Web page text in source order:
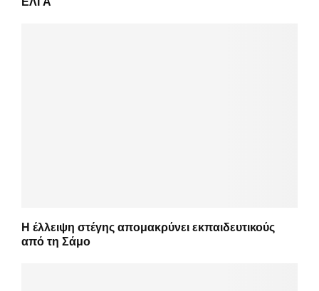
Η έλλειψη στέγης απομακρύνει εκπαιδευτικούς
από τη Σάμο